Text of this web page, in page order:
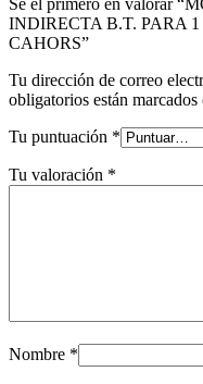
Sé el primero en valorar
INDIRECTA B.T. PARA
CAHORS”
Tu dirección de correo
obligatorios están marcados
Tu puntuación *
Tu valoración *
Nombre *